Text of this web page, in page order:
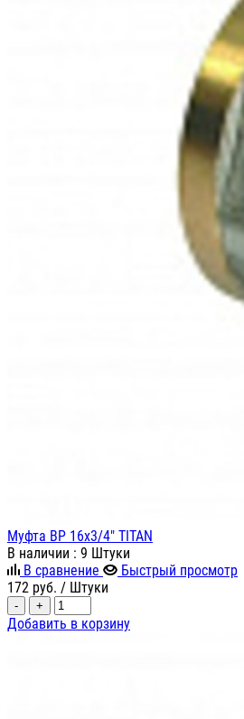
Муфта ВР 16х3/4" TITAN
В наличии : 9 Штуки
В сравнение
Быстрый просмотр
172 руб. / Штуки
- +
Добавить в корзину